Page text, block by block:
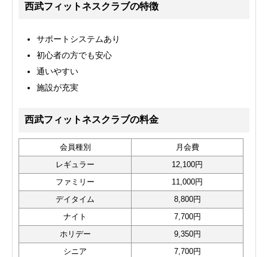
西武フィットネスクラブの特徴
サポートシステムあり
初心者の方でも安心
通いやすい
施設が充実
西武フィットネスクラブの料金
会員種別
月会費
レギュラー
12,100円
ファミリー
11,000円
デイタイム
8,800円
ナイト
7,700円
ホリデー
9,350円
シニア
7,700円